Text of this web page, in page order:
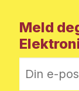
Meld